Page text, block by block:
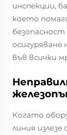
инспекции,
което
осигуряване
във всички
Когато
линия